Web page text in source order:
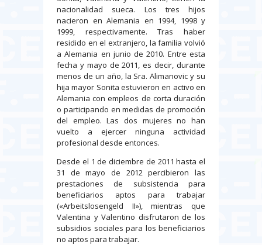
nacionalidad sueca. Los tres hijos
nacieron en Alemania en 1994, 1998 y
1999, respectivamente. Tras haber
residido en el extranjero, la familia volvió
a Alemania en junio de 2010. Entre esta
fecha y mayo de 2011, es decir, durante
menos de un año, la Sra. Alimanovic y su
hija mayor Sonita estuvieron en activo en
Alemania con empleos de corta duración
o participando en medidas de promoción
del empleo. Las dos mujeres no han
vuelto a ejercer ninguna actividad
profesional desde entonces.
Desde el 1 de diciembre de 2011 hasta el
31 de mayo de 2012 percibieron las
prestaciones de subsistencia para
beneficiarios aptos para trabajar
(«Arbeitslosengeld II»), mientras que
Valentina y Valentino disfrutaron de los
subsidios sociales para los beneficiarios
no aptos para trabajar.